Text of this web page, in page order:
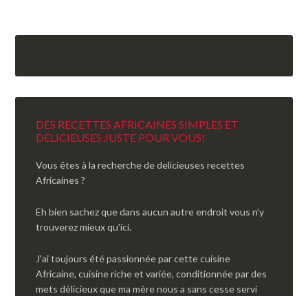
DES RECETTES AFRICAINES SIMPLES ET
DELICIEUSES JUSTE POUR VOUS!
Vous êtes à la recherche de delicieuses recettes
Africaines ?
Eh bien sachez que dans aucun autre endroit vous n’y
trouverez mieux qu'ici.
J'ai toujours été passionnée par cette cuisine
Africaine, cuisine riche et variée, conditionnée par des
mets délicieux que ma mère nous a sans cesse servi